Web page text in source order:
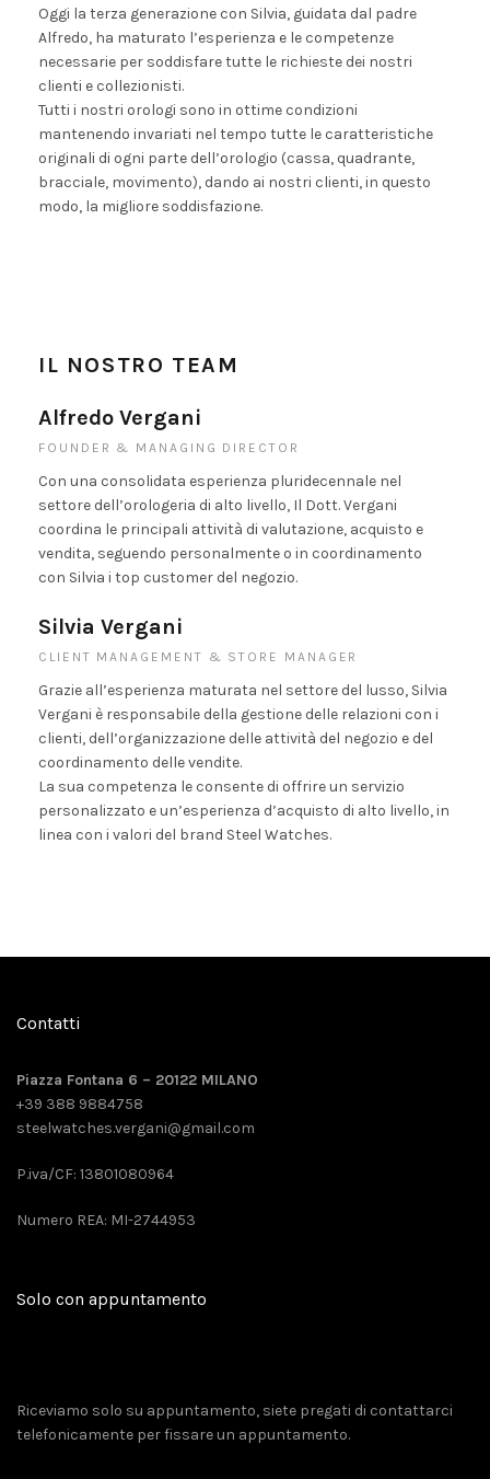
Oggi la terza generazione con Silvia, guidata dal padre
Alfredo, ha maturato l’esperienza e le competenze
necessarie per soddisfare tutte le richieste dei nostri
clienti e collezionisti.
Tutti i nostri orologi sono in ottime condizioni
mantenendo invariati nel tempo tutte le caratteristiche
originali di ogni parte dell’orologio (cassa, quadrante,
bracciale, movimento), dando ai nostri clienti, in questo
modo, la migliore soddisfazione.
IL NOSTRO TEAM
Alfredo Vergani
FOUNDER & MANAGING DIRECTOR
Con una consolidata esperienza pluridecennale nel
settore dell’orologeria di alto livello, Il Dott. Vergani
coordina le principali attività di valutazione, acquisto e
vendita, seguendo personalmente o in coordinamento
con Silvia i top customer del negozio.
Silvia Vergani
CLIENT MANAGEMENT & STORE MANAGER
Grazie all’esperienza maturata nel settore del lusso, Silvia
Vergani è responsabile della gestione delle relazioni con i
clienti, dell’organizzazione delle attività del negozio e del
coordinamento delle vendite.
La sua competenza le consente di offrire un servizio
personalizzato e un’esperienza d’acquisto di alto livello, in
linea con i valori del brand Steel Watches.
Contatti
Piazza Fontana 6 – 20122 MILANO
+39 388 9884758
steelwatches.vergani@gmail.com
P.iva/CF: 13801080964
Numero REA: MI-2744953
Solo con appuntamento
Riceviamo solo su appuntamento, siete pregati di contattarci
telefonicamente per fissare un appuntamento.